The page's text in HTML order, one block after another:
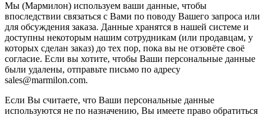
Мы (Мармилон) используем ваши данные, чтобы
впоследствии связаться с Вами по поводу Вашего запроса или
для обсуждения заказа. Данные хранятся в нашей системе и
доступны некоторым нашим сотрудникам (или продавцам, у
которых сделан заказ) до тех пор, пока вы не отзовёте своё
согласие. Если вы хотите, чтобы Ваши персональные данные
были удалены, отправьте письмо по адресу
sales@marmilon.com.
Если Вы считаете, что Ваши персональные данные
используются не по назначению, Вы имеете право обратиться